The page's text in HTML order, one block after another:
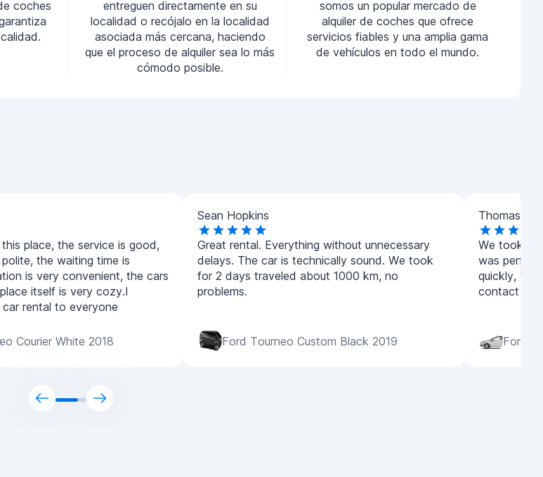
coches
entreguen directamente en su
localidad o recójalo en la localidad
asociada más cercana, haciendo
que el proceso de alquiler sea lo más
cómodo posible.
somos un popular mercado de
alquiler de coches que ofrece
servicios fiables y una amplia gama
de vehículos en todo el mundo.
place, the service is good,
the waiting time is
is very convenient, the cars
itself is very cozy.I
rental to everyone
Courier White 2018
Sean Hopkins
Great rental. Everything without unnecessary
delays. The car is technically sound. We took
for 2 days traveled about 1000 km, no
problems.
Ford Tourneo Custom Black 2019
Thomas
We took
was
quickly, the
contact
Ford